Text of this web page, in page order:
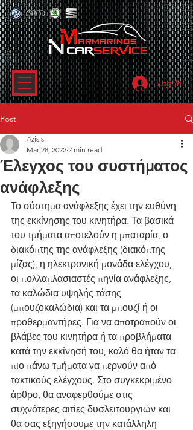
Log In
Post
Έλεγχος του συστήματος
ανάφλεξης
Azisis
Mar 28, 2022 2 min read
Το σύστημα ανάφλεξης έχει την ευθύνη
της εκκίνησης του κινητήρα. Τα βασικά
του τμήματα αποτελούν η μπαταρία, ο
διακόπτης της ανάφλεξης (διακόπτης
μίζας), η ηλεκτρονική μονάδα ελέγχου,
οι πολλαπλασιαστές πηνία ανάφλεξης,
τα καλώδια υψηλής τάσης
(μπουζοκαλώδια) και τα μπουζί ή οι
προθερμαντήρες. Για να αποτραπούν οι
βλάβες του κινητήρα ή τα προβλήματα
κατά την εκκίνησή του, καλό θα ήταν τα
πιο πάνω τμήματα να περνούν από
τακτικούς ελέγχους. Στο συγκεκριμένο
άρθρο, θα αναφερθούμε στις
συχνότερες αιτίες δυσλειτουργιών και
θα σας εξηγήσουμε την κατάλληλη